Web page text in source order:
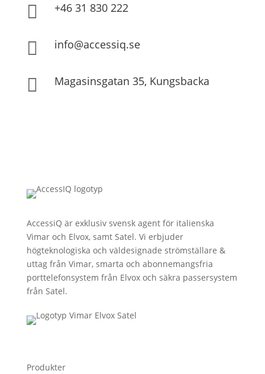
 +46 31 830 222
 info@accessiq.se
 Magasinsgatan 35, Kungsbacka
AccessiQ är exklusiv svensk agent för italienska
Vimar och Elvox, samt Satel. Vi erbjuder
högteknologiska och väldesignade strömställare &
uttag från Vimar, smarta och abonnemangsfria
porttelefonsystem från Elvox och säkra passersystem
från Satel.
Produkter